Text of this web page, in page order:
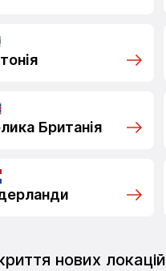
Британія
нових локацій